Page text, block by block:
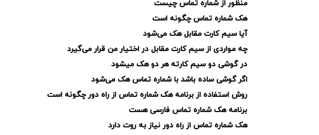
منظور از شماره تماس چیست
هک شماره تماس چگونه است
آیا سیم کارت مقابل هک می‌شود
چه مواردی از سیم کارت مقابل در اختیار من قرار می‌گیرد
در گوشی دو سیم کارته هر دو هک میشود
اگر گوشی ساده باشد با شماره تماس هک می‌شود
روش استفاده از برنامه هک شماره تماس از راه دور چگونه است
برنامه هک شماره تماس فارسی هست
هک شماره تماس از راه دور نیاز به روت دارد